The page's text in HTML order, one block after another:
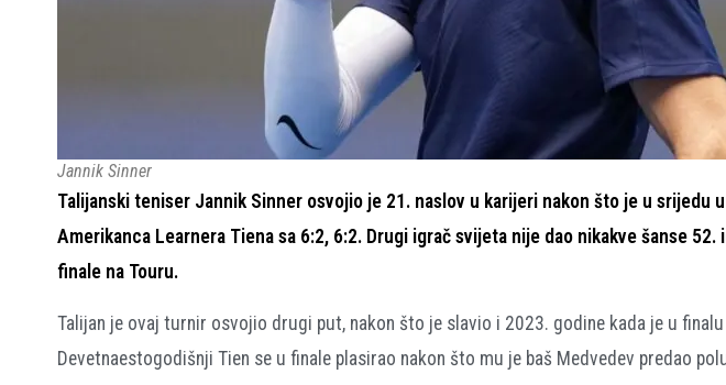
Jannik Sinner
Talijanski teniser Jannik Sinner osvojio je 21. naslov u karijeri nakon što je u srijedu
Amerikanca Learnera Tiena sa 6:2, 6:2. Drugi igrač svijeta nije dao nikakve šanse
finale na Touru.
Talijan je ovaj turnir osvojio drugi put, nakon što je slavio i 2023. godine kada je u
Devetnaestogodišnji Tien se u finale plasirao nakon što mu je baš Medvedev predao